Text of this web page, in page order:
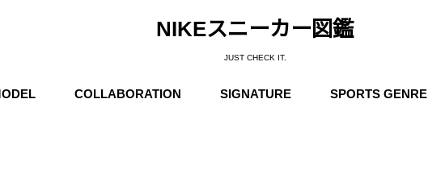
NIKEスニーカー図鑑
JUST CHECK IT.
COLLABORATION SIGNATURE SPORTS GENRE